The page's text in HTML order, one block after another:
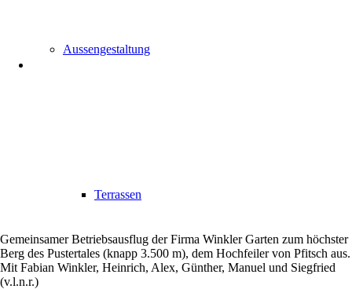
Aussengestaltung
Terrassen
Gemeinsamer Betriebsausflug der Firma Winkler Garten zum höchster
Berg des Pustertales (knapp 3.500 m), dem Hochfeiler von Pfitsch aus.
Mit Fabian Winkler, Heinrich, Alex, Günther, Manuel und Siegfried
(v.l.n.r.)